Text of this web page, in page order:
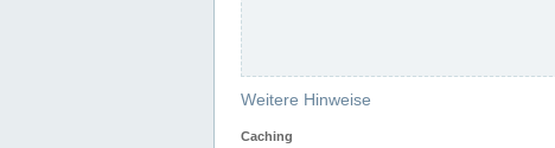
Weitere Hinweise
Caching